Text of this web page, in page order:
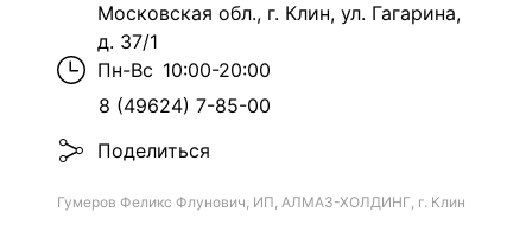
Московская обл., г. Клин, ул. Гагарина,
д. 37/1
Пн-Вс 10:00-20:00
8 (49624) 7-85-00
Поделиться
Гумеров Феликс Флунович, ИП, АЛМАЗ-ХОЛДИНГ, г. Клин